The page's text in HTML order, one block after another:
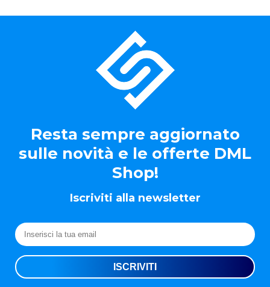
Resta sempre aggiornato
sulle novità e le offerte DML
Shop!
Iscriviti alla newsletter